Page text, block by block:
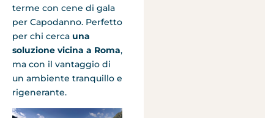
terme con cene di gala
per Capodanno. Perfetto
per chi cerca una
soluzione vicina a Roma,
ma con il vantaggio di
un ambiente tranquillo e
rigenerante.